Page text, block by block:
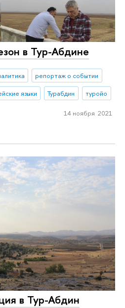
в Тур-Абдине
репортаж о событии
языки Турабдин туройо
14 ноября 2021
в Тур-Абдин